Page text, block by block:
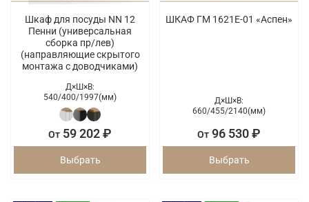
Шкаф для посуды NN 12
Пенни (универсальная
сборка пр/лев)
(направляющие скрытого
монтажа с доводчиками)
Д×Ш×В:
540/400/1997(мм)
От 59 202 ₽
Выбрать
ШКАФ ГМ 1621Е-01 «Аспен»
Д×Ш×В:
660/455/2140(мм)
От 96 530 ₽
Выбрать